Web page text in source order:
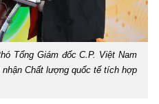
Tổng Giám đốc C.P. Việt Nam
Chất lượng quốc tế tích hợp